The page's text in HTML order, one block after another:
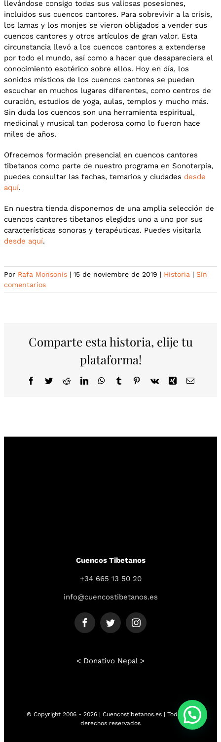
llevándose consigo todas sus valiosas posesiones,
incluidos sus cuencos cantores. Para sobrevivir a la crisis,
los lamas y los monjes se vieron obligados a vender sus
cuencos cantores y otros artículos de gran valor. Esta
circunstancia llevó a los cuencos cantores a extenderse
por todo el mundo, así como a hacer que desapareciera el
conocimiento esotérico sobre ellos. Hoy en día, los
sonidos místicos de los cuencos cantores se pueden
escuchar en muchos lugares diferentes, como centros de
curación, estudios de yoga, aulas, templos y mucho más.
Sin duda los cuencos son una herramienta espiritual,
medicinal y musical tan poderosa como lo fueron hace
miles de años.
Ofrecemos formación presencial en cuencos cantores
tibetanos como parte de nuestro programa en Sonoterpia,
puedes consultar las fechas, temarios y ciudades desde
aquí.
En nuestra tienda disponemos de una amplia selección de
cuencos cantores tibetanos elegidos uno a uno por sus
características sonoras y terapéuticas. Puedes visitarla
desde aquí.
Por Rafa Monsonis | 15 de noviembre de 2019 | Historia | Sin
comentarios
Comparte esta historia, elije tu
plataforma!
Facebook
TwitterRedditLinkedInWhatsApp
TumblrPinterest
Vk Xing Correo
Cuencos Tibetanos
+34 665 13 50 20
info@cuencostibetanos.es
< Donativo Nepal >
© Copyright 2006 - 2026 | Cuencostibetanos.es | Todos los
derechos reservados